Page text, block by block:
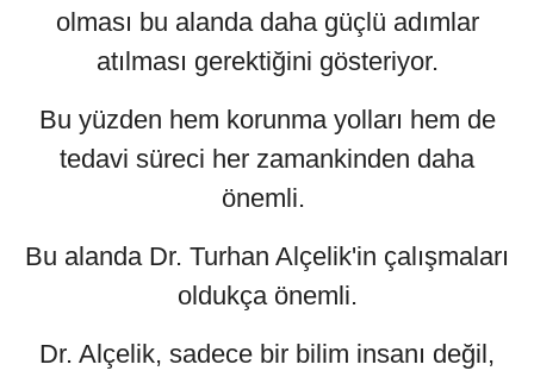
olması bu alanda daha güçlü adımlar
atılması gerektiğini gösteriyor.
Bu yüzden hem korunma yolları hem de
tedavi süreci her zamankinden daha
önemli.
Bu alanda Dr. Turhan Alçelik'in çalışmaları
oldukça önemli.
Dr. Alçelik, sadece bir bilim insanı değil,